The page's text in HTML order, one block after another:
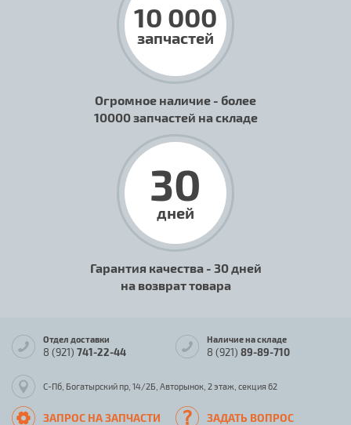
10 000
запчастей
Огромное наличие - более
10000 запчастей на складе
30
дней
Гарантия качества - 30 дней
на возврат товара
Отдел доставки
8 (921) 741-22-44
Наличие на складе
8 (921) 89-89-710
С-Пб, Богатырский пр, 14/2Б, Авторынок, 2 этаж, секция 62
ЗАПРОС НА ЗАПЧАСТИ ЗАДАТЬ ВОПРОС